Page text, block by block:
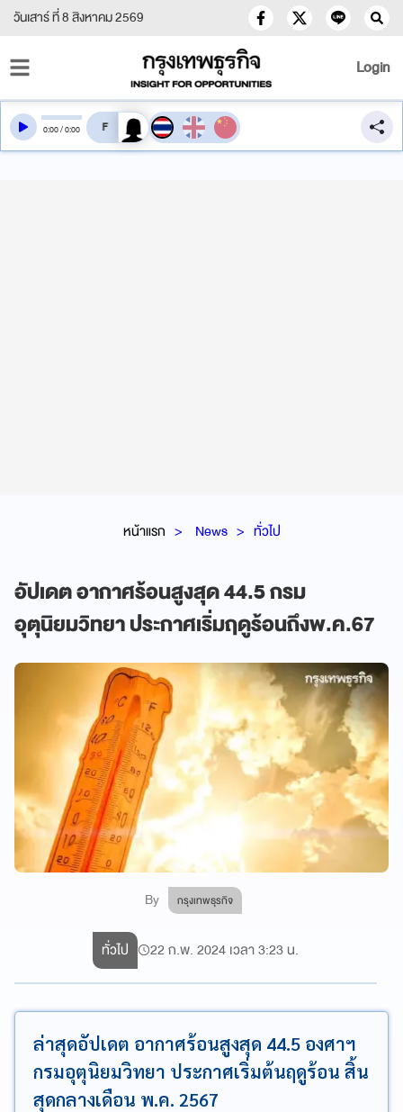
วันเสาร์ ที่ 8 สิงหาคม 2569
Login
หน้าแรก News ทั่วไป
อัปเดต อากาศร้อนสูงสุด 44.5 กรม
อุตุนิยมวิทยา ประกาศเริ่มฤดูร้อนถึงพ.ค.67
By กรุงเทพธุรกิจ
0:00/0:00 สลับเสียงอ่าน
ทั่วไป 22 ก.พ. 2024 เวลา 3:23 น.
ล่าสุดอัปเดต อากาศร้อนสูงสุด 44.5 องศาฯ
กรมอุตุนิยมวิทยา ประกาศเริ่มต้นฤดูร้อน สิ้น
สุดกลางเดือน พ.ค. 2567